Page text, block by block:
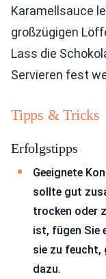
Karamellsauce
großzügigen
Lass die
Servieren fest
Tipps & Tricks
Erfolgstipps
Geeignete
sollte gut
trocken oder
ist, fügen Sie
sie zu feucht,
dazu.